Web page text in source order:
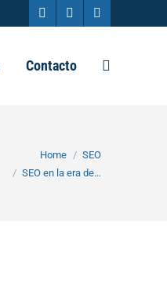
Facebook
window
X
window
Instagram
window
Contacto Search:
Home
SEO
SEO en la era de…